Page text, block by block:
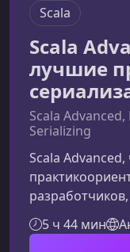
Scala
Scala
лучшие
Scala
Serializing
Scala
свои навыки
асинхронных
5 ч 44 мин